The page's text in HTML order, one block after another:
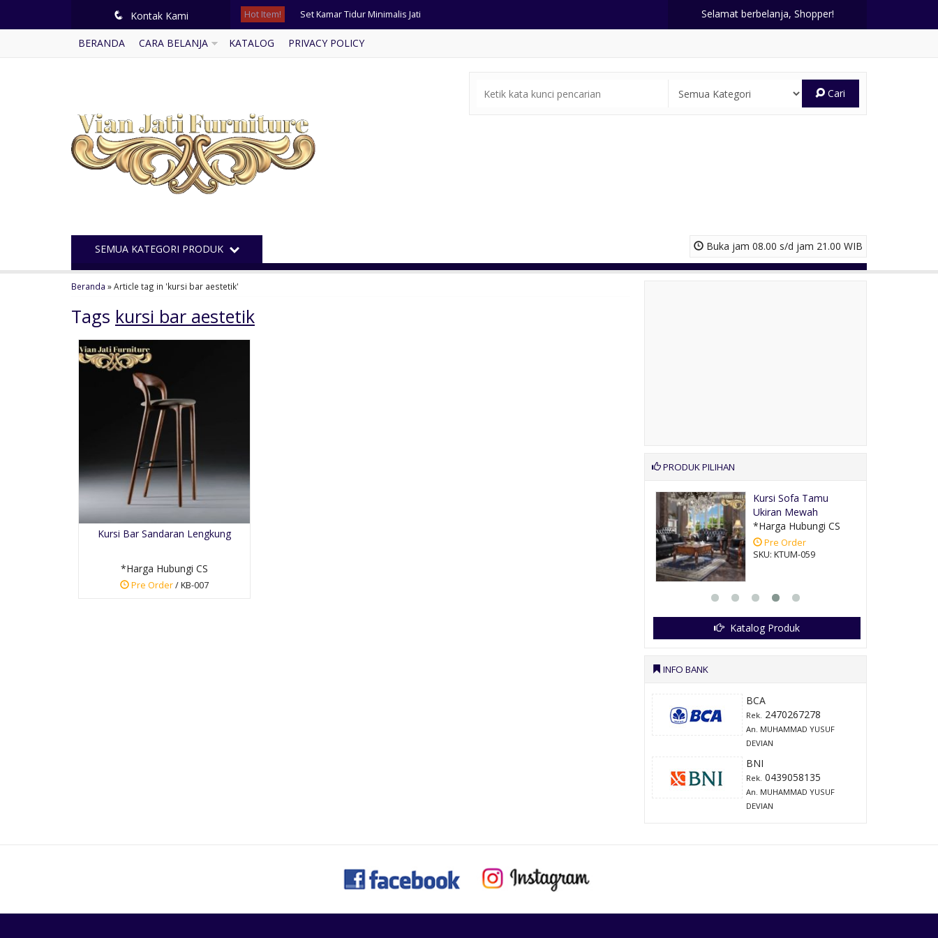
q Kontak Kami Hot Item! Set Kamar Tidur Minimalis Jati
Kursi Sofa Tamu Model Minimalis
Meja Makan Minimalis Kursi Busa
Lemari Jati Ukiran Antik Jepara
Selamat berbelanja, Shopper!
BERANDA CARA BELANJA KATALOG PRIVACY POLICY
Cari
Buka jam 08.00 s/d jam 21.00 WIB
SEMUA KATEGORI PRODUK
Beranda »Article tag in 'kursi bar aestetik'
Tags kursi bar aestetik
Kursi Bar Sandaran Lengkung
*Harga Hubungi CS
Pre Order/ KB-007
PRODUK PILIHAN
Kursi Tamu Bentuk
Kepiting
*Harga Hubungi CS
Kursi Sofa Tamu
Ukiran Mewah
*Harga Hubungi CS
Pre Order
SKU: KTUM-059
Katalog Produk
INFO BANK
BCA
Rek. 2470267278
An. MUHAMMAD YUSUF
DEVIAN
BNI
Rek. 0439058135
An. MUHAMMAD YUSUF
DEVIAN